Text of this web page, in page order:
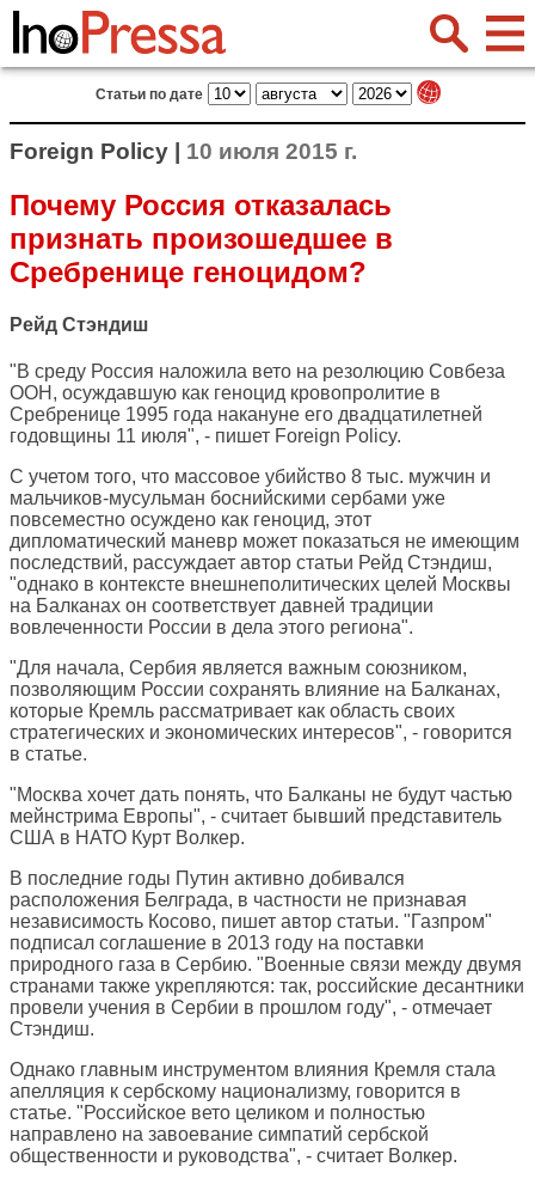
Статьи по дате
Foreign Policy | 10 июля 2015 г.
Почему Россия отказалась
признать произошедшее в
Сребренице геноцидом?
Рейд Стэндиш
"В среду Россия наложила вето на резолюцию Совбеза
ООН, осуждавшую как геноцид кровопролитие в
Сребренице 1995 года накануне его двадцатилетней
годовщины 11 июля", - пишет Foreign Policy.
С учетом того, что массовое убийство 8 тыс. мужчин и
мальчиков-мусульман боснийскими сербами уже
повсеместно осуждено как геноцид, этот
дипломатический маневр может показаться не имеющим
последствий, рассуждает автор статьи Рейд Стэндиш,
"однако в контексте внешнеполитических целей Москвы
на Балканах он соответствует давней традиции
вовлеченности России в дела этого региона".
"Для начала, Сербия является важным союзником,
позволяющим России сохранять влияние на Балканах,
которые Кремль рассматривает как область своих
стратегических и экономических интересов", - говорится
в статье.
"Москва хочет дать понять, что Балканы не будут частью
мейнстрима Европы", - считает бывший представитель
США в НАТО Курт Волкер.
В последние годы Путин активно добивался
расположения Белграда, в частности не признавая
независимость Косово, пишет автор статьи. "Газпром"
подписал соглашение в 2013 году на поставки
природного газа в Сербию. "Военные связи между двумя
странами также укрепляются: так, российские десантники
провели учения в Сербии в прошлом году", - отмечает
Стэндиш.
Однако главным инструментом влияния Кремля стала
апелляция к сербскому национализму, говорится в
статье. "Российское вето целиком и полностью
направлено на завоевание симпатий сербской
общественности и руководства", - считает Волкер.